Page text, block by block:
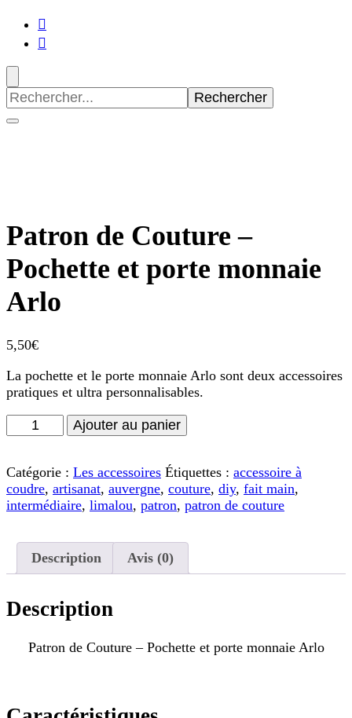
Recherche
pour
:
Patron de Couture –
Pochette et porte monnaie
Arlo
5,50€
La pochette et le porte monnaie Arlo sont deux accessoires
pratiques et ultra personnalisables.
quantité
de
de
Couture
-
porte
monnaie
Ajouter au panier
Catégorie : Les accessoires Étiquettes : accessoire à
coudre, artisanat, auvergne, couture, diy, fait main,
intermédiaire, limalou, patron, patron de couture
Description Avis (0)
Description
Patron de Couture – Pochette et porte monnaie Arlo